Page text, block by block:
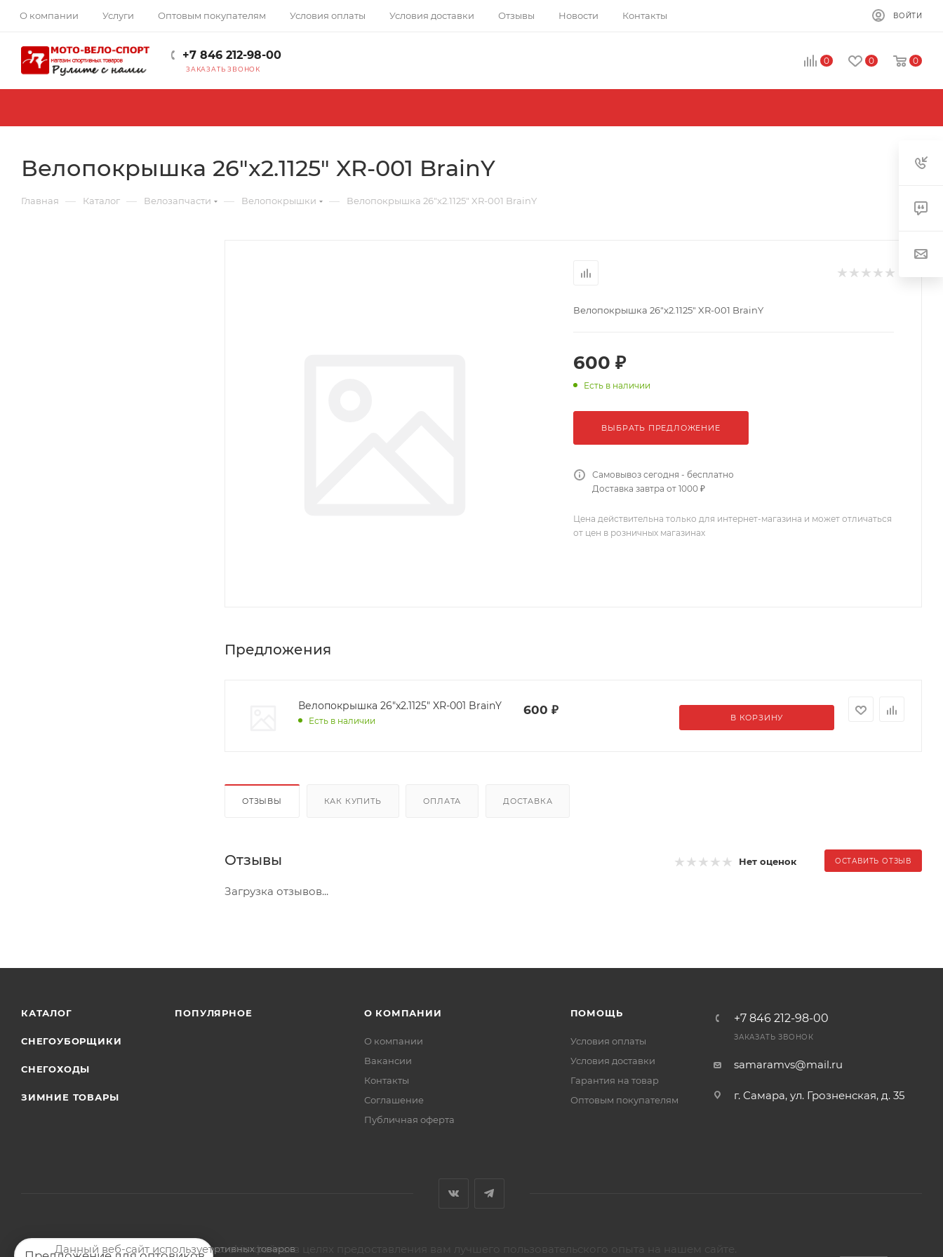
О компании Услуги Оптовым покупателям Условия оплаты Условия доставки Отзывы Новости Контакты ВОЙТИ
+7 846 212-98-00
ЗАКАЗАТЬ ЗВОНОК
0 0 0
Велопокрышка 26"x2.1125" XR-001 BrainY
Главная — Каталог — Велозапчасти — Велопокрышки — Велопокрышка 26"x2.1125" XR-001 BrainY
Велопокрышка 26"x2.1125" XR-001 BrainY
600 ₽
Есть в наличии
ВЫБРАТЬ ПРЕДЛОЖЕНИЕ
Самовывоз сегодня - бесплатно
Доставка завтра от 1000 ₽
Цена действительна только для интернет-магазина и может отличаться
от цен в розничных магазинах
Предложения
Велопокрышка 26"x2.1125" XR-001 BrainY
Есть в наличии
600 ₽
В КОРЗИНУ
ОТЗЫВЫ КАК КУПИТЬ ОПЛАТА ДОСТАВКА
Отзывы Нет оценок ОСТАВИТЬ ОТЗЫВ
Загрузка отзывов...
КАТАЛОГ
СНЕГОУБОРЩИКИ
СНЕГОХОДЫ
ЗИМНИЕ ТОВАРЫ
ПОПУЛЯРНОЕ О КОМПАНИИ
О компании
Вакансии
Контакты
Соглашение
Публичная оферта
ПОМОЩЬ
Условия оплаты
Условия доставки
Гарантия на товар
Оптовым покупателям
+7 846 212-98-00
ЗАКАЗАТЬ ЗВОНОК
samaramvs@mail.ru
г. Самара, ул. Грозненская, д. 35
2026 © Магазин мото-велотехники и спортивных товаров
Данный веб-сайт использует cookie-файлы в целях предоставления вам лучшего пользовательского опыта на нашем сайте.